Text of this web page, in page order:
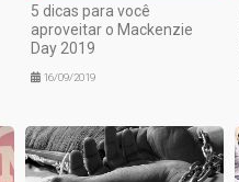
5 dicas para você
aproveitar o Mackenzie
Day 2019
16/09/2019